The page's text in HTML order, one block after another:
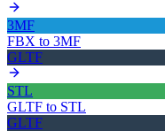
3MF
FBX to 3MF
GLTF
STL
GLTF to STL
GLTF